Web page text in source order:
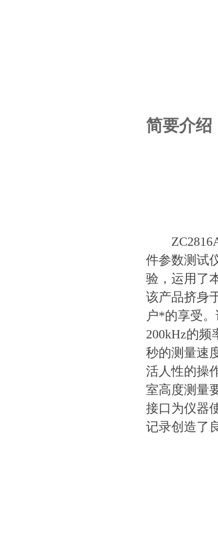
简要介绍
ZC2816A/
件参数测试
验，运用了
该产品挤身
户*的享受
200kHz的频
秒的测量速
活人性的操
室高度测量
接口为仪器
记录创造了